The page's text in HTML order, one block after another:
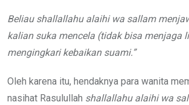
Beliau shallallahu alaihi wa sallam
kalian suka mencela (tidak bisa menjaga
mengingkari kebaikan suami.”
Oleh karena itu, hendaknya para wanita
nasihat Rasulullah shallallahu alaihi wa